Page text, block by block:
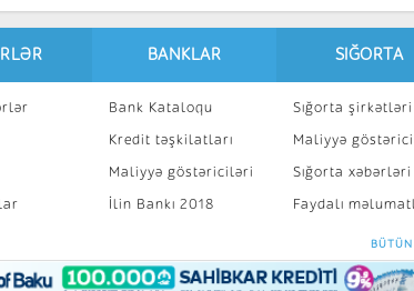
BANKLAR
Bank Kataloqu
Kredit təşkilatları
Maliyyə göstəriciləri
İlin Bankı 2018
SIĞORTA
Sığorta şirkətləri
Maliyyə
Sığorta xəbərləri
Faydalı
Sığorta